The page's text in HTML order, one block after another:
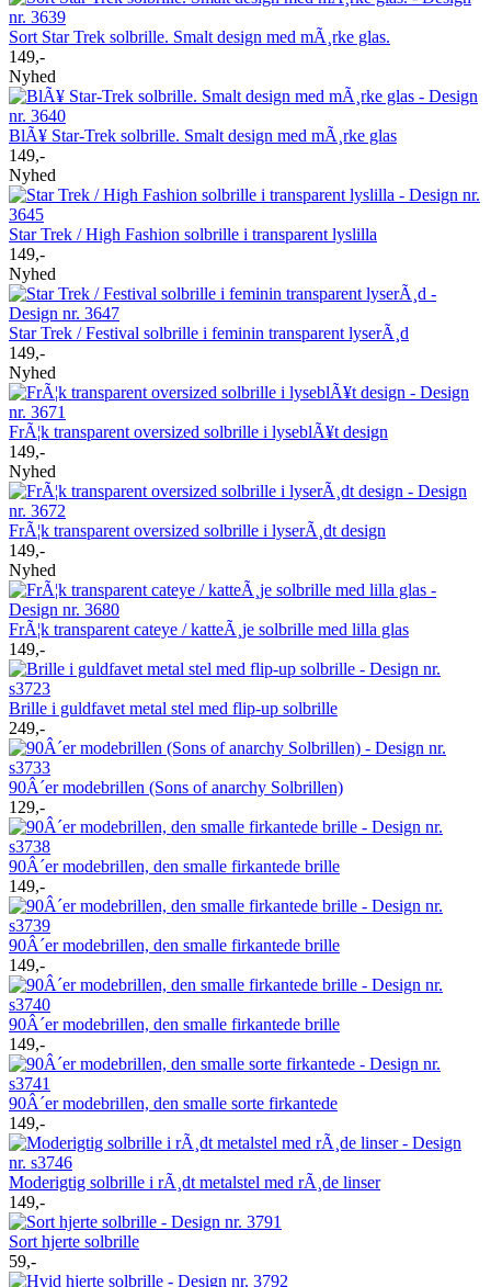
Sort Star Trek solbrille. Smalt design med mÃ¸rke glas.
149,-
Nyhed
BlÃ¥ Star-Trek solbrille. Smalt design med mÃ¸rke glas
149,-
Nyhed
Star Trek / High Fashion solbrille i transparent lyslilla
149,-
Nyhed
Star Trek / Festival solbrille i feminin transparent lyserÃ¸d
149,-
Nyhed
FrÃ¦k transparent oversized solbrille i lyseblÃ¥t design
149,-
Nyhed
FrÃ¦k transparent oversized solbrille i lyserÃ¸dt design
149,-
Nyhed
FrÃ¦k transparent cateye / katteÃ¸je solbrille med lilla glas
149,-
Brille i guldfavet metal stel med flip-up solbrille
249,-
90Â´er modebrillen (Sons of anarchy Solbrillen)
129,-
90Â´er modebrillen, den smalle firkantede brille
149,-
90Â´er modebrillen, den smalle firkantede brille
149,-
90Â´er modebrillen, den smalle firkantede brille
149,-
90Â´er modebrillen, den smalle sorte firkantede
149,-
Moderigtig solbrille i rÃ¸dt metalstel med rÃ¸de linser
149,-
Sort hjerte solbrille
59,-